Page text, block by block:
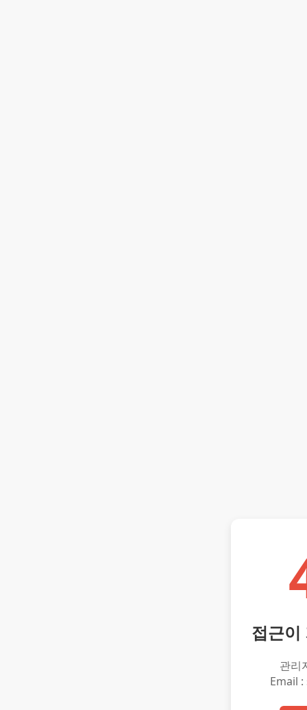
접근이
관리
Email